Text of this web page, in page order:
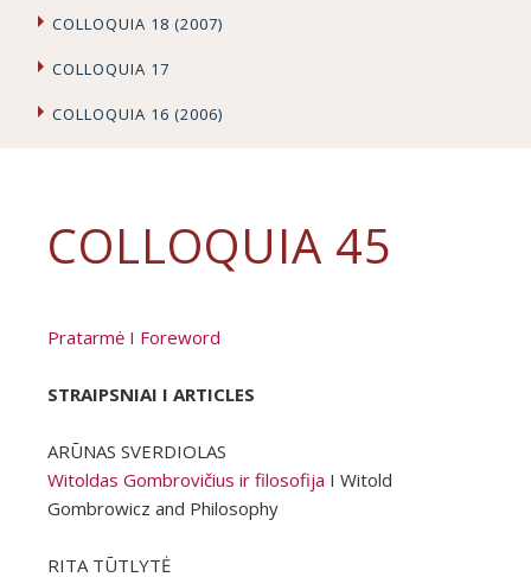
COLLOQUIA 18 (2007)
COLLOQUIA 17
COLLOQUIA 16 (2006)
COLLOQUIA 45
Pratarmė I Foreword
STRAIPSNIAI I ARTICLES
ARŪNAS SVERDIOLAS
Witoldas Gombrovičius ir filosofija I Witold
Gombrowicz and Philosophy
RITA TŪTLYTĖ